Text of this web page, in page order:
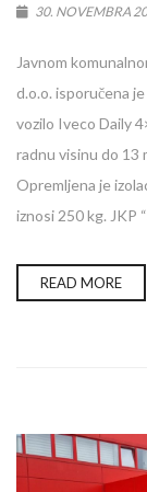
30. NOVEMBRA
Javnom
d.o.o. isporučena
vozilo Iveco Daily
radnu visinu do 13
Opremljena je
iznosi 250 kg. JKP
READ MORE